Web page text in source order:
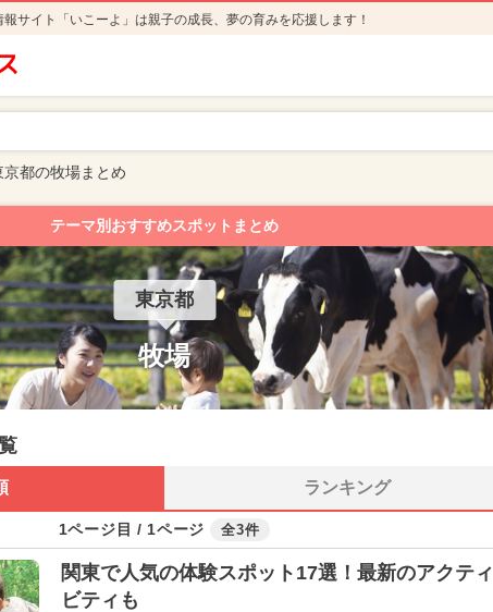
サイト「いこーよ」は親子の成長、夢の育みを応援します！
京都の牧場まとめ
テーマ別おすすめスポットまとめ
東京都
牧場
ランキング
1ページ目 / 1ページ 全3件
関東で人気の体験スポット17選！最新のアクティ
ビティも